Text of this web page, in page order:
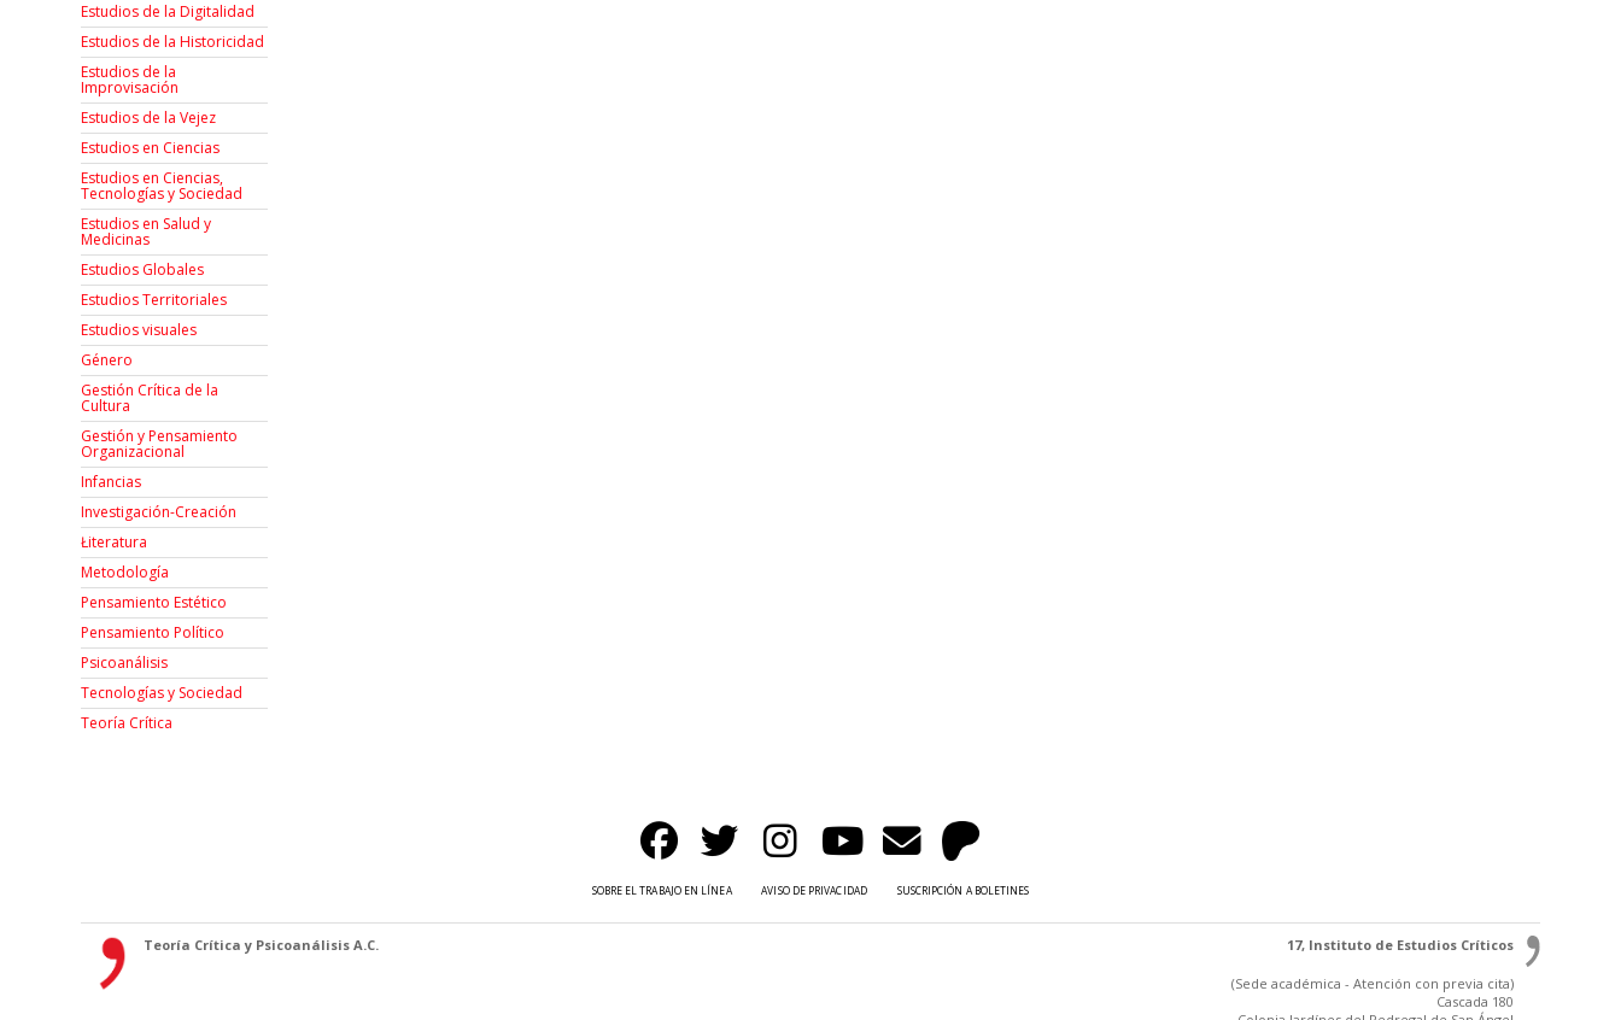
Estudios de la Digitalidad
Estudios de la Historicidad
Estudios de la
Improvisación
Estudios de la Vejez
Estudios en Ciencias
Estudios en Ciencias,
Tecnologías y Sociedad
Estudios en Salud y
Medicinas
Estudios Globales
Estudios Territoriales
Estudios visuales
Género
Gestión Crítica de la
Cultura
Gestión y Pensamiento
Organizacional
Infancias
Investigación-Creación
Łiteratura
Metodología
Pensamiento Estético
Pensamiento Político
Psicoanálisis
Tecnologías y Sociedad
Teoría Crítica
SOBRE EL TRABAJO EN LÍNEA AVISO DE PRIVACIDAD SUSCRIPCIÓN A BOLETINES
Teoría Crítica y Psicoanálisis A.C. 17, Instituto de Estudios Críticos
(Sede académica - Atención con previa cita)
Cascada 180